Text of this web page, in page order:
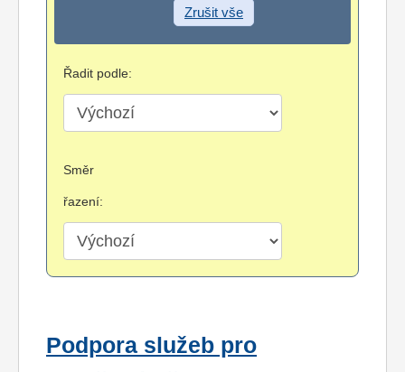
Zrušit vše
Řadit podle:
Směr
řazení:
Podpora služeb pro